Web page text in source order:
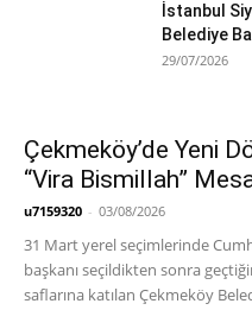
İstanbul
Belediye
29/07/2026
Çekmeköy’de Yeni
“Vira Bismillah”
u7159320 - 03/08/2026
31 Mart yerel seçimlerinde
başkanı seçildikten sonra
saflarına katılan Çekmeköy